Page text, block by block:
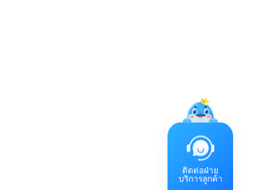
ติดต่อฝ่าย
บริการลูกค้า